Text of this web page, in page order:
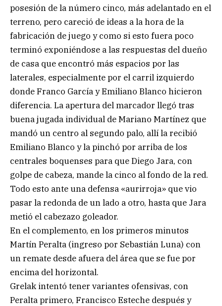
posesión de la número cinco, más adelantado en el
terreno, pero careció de ideas a la hora de la
fabricación de juego y como si esto fuera poco
terminó exponiéndose a las respuestas del dueño
de casa que encontró más espacios por las
laterales, especialmente por el carril izquierdo
donde Franco García y Emiliano Blanco hicieron
diferencia. La apertura del marcador llegó tras
buena jugada individual de Mariano Martínez que
mandó un centro al segundo palo, allí la recibió
Emiliano Blanco y la pinchó por arriba de los
centrales boquenses para que Diego Jara, con
golpe de cabeza, mande la cinco al fondo de la red.
Todo esto ante una defensa «aurirroja» que vio
pasar la redonda de un lado a otro, hasta que Jara
metió el cabezazo goleador.
En el complemento, en los primeros minutos
Martín Peralta (ingreso por Sebastián Luna) con
un remate desde afuera del área que se fue por
encima del horizontal.
Grelak intentó tener variantes ofensivas, con
Peralta primero, Francisco Esteche después y